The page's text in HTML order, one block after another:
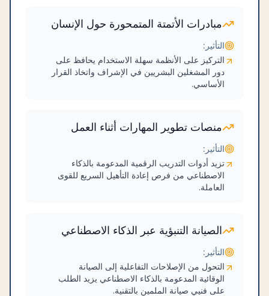
مبادرات الأتمتة المتمحورة حول الإنسان
التأثير:
التركيز على الأنظمة سهلة الاستخدام يحافظ على
دور المشغلين البشريين في الإشراف واتخاذ القرار
الأساسي.
منصات تطوير المهارات أثناء العمل
التأثير:
تزيد أدوات التدريب الرقمية المدعومة بالذكاء
الاصطناعي من فرص إعادة التأهيل السريع للقوى
العاملة.
الصيانة التنبؤية عبر الذكاء الاصطناعي
التأثير:
التحول من الإصلاحات التفاعلية إلى الصيانة
الوقائية المدعومة بالذكاء الاصطناعي يزيد الطلب
على فنيي صيانة الملمين بالتقنية.